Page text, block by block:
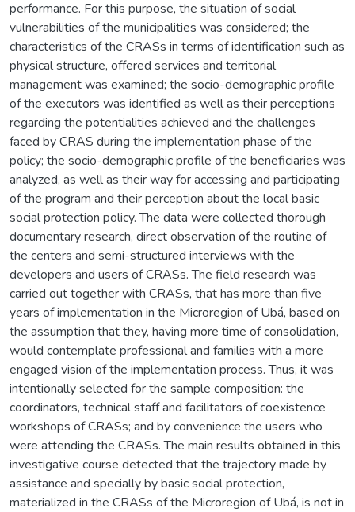
performance. For this purpose, the situation of social
vulnerabilities of the municipalities was considered; the
characteristics of the CRASs in terms of identification such as
physical structure, offered services and territorial
management was examined; the socio-demographic profile
of the executors was identified as well as their perceptions
regarding the potentialities achieved and the challenges
faced by CRAS during the implementation phase of the
policy; the socio-demographic profile of the beneficiaries was
analyzed, as well as their way for accessing and participating
of the program and their perception about the local basic
social protection policy. The data were collected thorough
documentary research, direct observation of the routine of
the centers and semi-structured interviews with the
developers and users of CRASs. The field research was
carried out together with CRASs, that has more than five
years of implementation in the Microregion of Ubá, based on
the assumption that they, having more time of consolidation,
would contemplate professional and families with a more
engaged vision of the implementation process. Thus, it was
intentionally selected for the sample composition: the
coordinators, technical staff and facilitators of coexistence
workshops of CRASs; and by convenience the users who
were attending the CRASs. The main results obtained in this
investigative course detected that the trajectory made by
assistance and specially by basic social protection,
materialized in the CRASs of the Microregion of Ubá, is not in